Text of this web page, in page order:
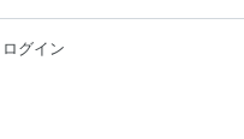
ログイン